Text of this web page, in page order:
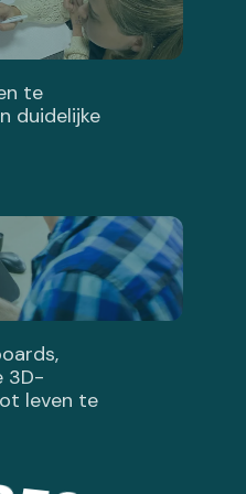
te
duidelijke
3D-
leven te